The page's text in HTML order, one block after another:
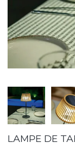
LAMPE DE